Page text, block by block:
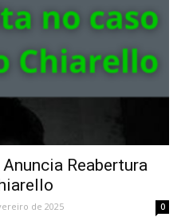
Reabertura
de 2025 0